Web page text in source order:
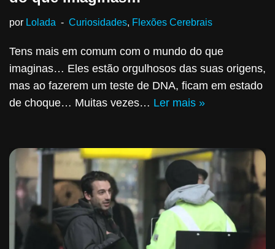
por Lolada Curiosidades, Flexões Cerebrais
Tens mais em comum com o mundo do que
imaginas… Eles estão orgulhosos das suas origens,
mas ao fazerem um teste de DNA, ficam em estado
de choque… Muitas vezes… Ler mais »